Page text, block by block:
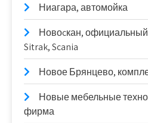
Ниагара, автомойка
Новоcкан,
Sitrak, Scania
Новое Брянцево,
Новые мебельные
фирма